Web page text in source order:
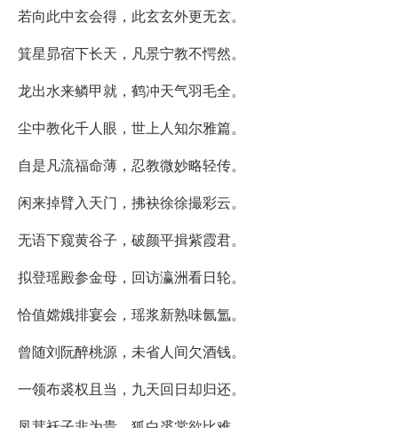
若向此中玄会得，此玄玄外更无玄。
箕星昴宿下长天，凡景宁教不愕然。
龙出水来鳞甲就，鹤冲天气羽毛全。
尘中教化千人眼，世上人知尔雅篇。
自是凡流福命薄，忍教微妙略轻传。
闲来掉臂入天门，拂袂徐徐撮彩云。
无语下窥黄谷子，破颜平揖紫霞君。
拟登瑶殿参金母，回访瀛洲看日轮。
恰值嫦娥排宴会，瑶浆新熟味氤氲。
曾随刘阮醉桃源，未省人间欠酒钱。
一领布裘权且当，九天回日却归还。